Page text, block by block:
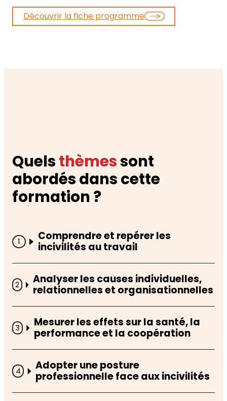
Découvrir la fiche programme
Quelsthèmessont
abordés dans cette
formation ?
Comprendre et repérer les
incivilités au travail
Analyser les causes individuelles,
relationnelles et organisationnelles
Mesurer les effets sur la santé, la
performance et la coopération
Adopter une posture
professionnelle face aux incivilités